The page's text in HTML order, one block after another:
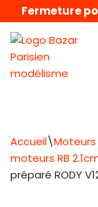
Aller
au
contenu
Fermeture
Accueil\
moteurs RB
préparé RODY